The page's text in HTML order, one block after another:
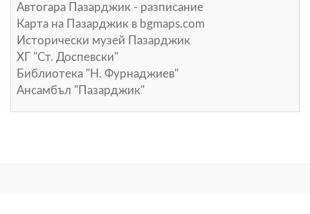
Автогара Пазарджик - разписание
Карта на Пазарджик в bgmaps.com
Исторически музей Пазарджик
ХГ "Ст. Доспевски"
Библиотека "Н. Фурнаджиев"
Ансамбъл "Пазарджик"